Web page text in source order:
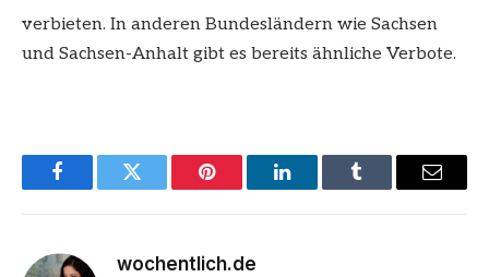
verbieten. In anderen Bundesländern wie Sachsen
und Sachsen-Anhalt gibt es bereits ähnliche Verbote.
FacebookTwitter Pinterest LinkedInTumblr Email
wochentlich.de